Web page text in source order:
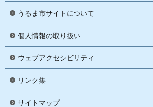
うるま市サイトについて
個人情報の取り扱い
ウェブアクセシビリティ
リンク集
サイトマップ